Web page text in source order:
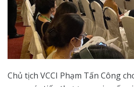
Chủ tịch VCCI Phạm Tấn Công